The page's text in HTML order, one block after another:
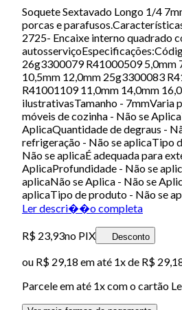
Soquete Sextavado Longo 1/4
porcas e
2725- Encaixe interno quadrado
26g3300079 R41000509 5,0mm
10,5mm 12,0mm 25g3300083
R41001109 11,0mm 14,0mm
ilustrativasTamanho - 7mmVaria
móveis de cozinha - Não se
AplicaQuantidade de degraus -
refrigeração - Não se aplicaTipo
Não se aplicaÉ adequada para
AplicaProfundidade - Não se
aplicaNão se Aplica - Não se
aplicaTipo de produto - Não se
Ler descri��o completa
R$ 23,93no PIX Desconto
ou R$ 29,18 em até 1x de R$
Parcele em até 1x com o cartão